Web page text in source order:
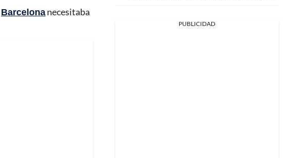
Barcelonanecesitaba
PUBLICIDAD